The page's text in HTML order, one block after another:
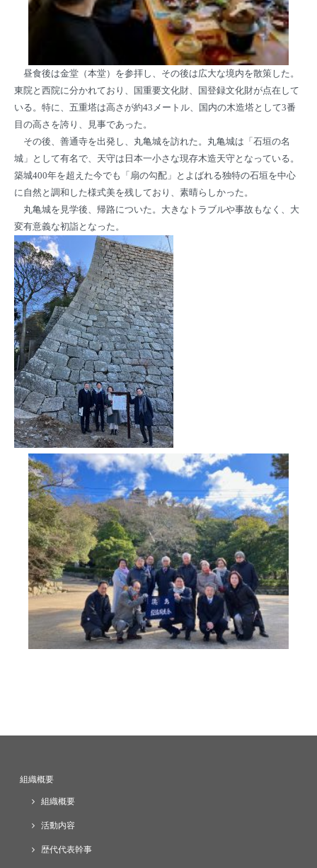
昼食後は金堂（本堂）を参拝し、その後は広大な境内を散策した。
東院と西院に分かれており、国重要文化財、国登録文化財が点在して
いる。特に、五重塔は高さが約43メートル、国内の木造塔として3番
目の高さを誇り、見事であった。
その後、善通寺を出発し、丸亀城を訪れた。丸亀城は「石垣の名
城」として有名で、天守は日本一小さな現存木造天守となっている。
築城400年を超えた今でも「扇の勾配」とよばれる独特の石垣を中心
に自然と調和した様式美を残しており、素晴らしかった。
丸亀城を見学後、帰路についた。大きなトラブルや事故もなく、大
変有意義な初詣となった。
組織概要
組織概要
活動内容
歴代代表幹事